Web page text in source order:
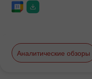
Аналитические обзоры